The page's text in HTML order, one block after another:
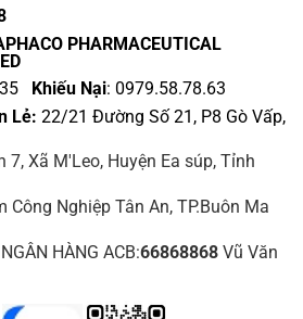
PHARMACEUTICAL
Khiếu Nại: 0979.58.78.63
Lẻ: 22/21 Đường Số 21, P8 Gò Vấp,
7, Xã M'Leo, Huyện Ea súp, Tỉnh
Công Nghiệp Tân An, TP.Buôn Ma
HÀNG ACB:66868868Vũ Văn